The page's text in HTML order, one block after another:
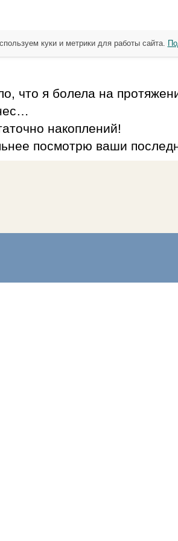
что я болела на
накоплений!
посмотрю ваши
куки и метрики для работы сайта.